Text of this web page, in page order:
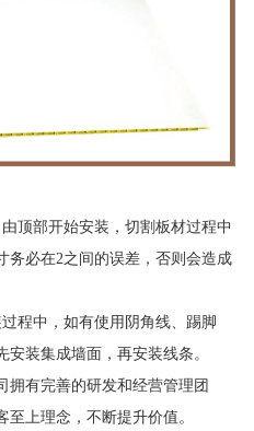
顶部开始安装，切割板材过程中
务必在2之间的误差，否则会造成
程中，如有使用阴角线、踢脚
装集成墙面，再安装线条。
拥有完善的研发和经营管理团
上理念，不断提升价值。